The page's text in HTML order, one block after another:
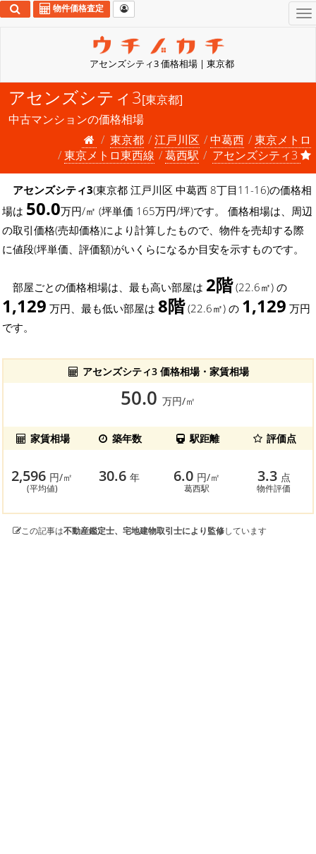
アセンズシティ3 価格相場 | 東京都
物件価格査定
アセンズシティ3[東京都]
中古マンションの価格相場
東京都
江戸川区 中葛西
東京メトロ
東京メトロ東西線
葛西駅 アセンズシティ3
アセンズシティ3(東京都 江戸川区 中葛西 8丁目11-16)の価格相
場は 50.0万円/㎡ (坪単価 165万円/坪)です。 価格相場は、周辺
の取引価格(売却価格)により計算したもので、物件を売却する際
に値段(坪単価、評価額)がいくらになるか目安を示すものです。
部屋ごとの価格相場は、最も高い部屋は 2階(22.6㎡) の
1,129 万円、最も低い部屋は 8階(22.6㎡) の 1,129 万円
です。
アセンズシティ3 価格相場・家賃相場
50.0 万円/㎡
家賃相場 築年数 駅距離 評価点
2,596 円/㎡
(平均値)
30.6年 6.0 円/㎡
葛西駅
3.3 点
物件評価
この記事は不動産鑑定士、宅地建物取引士により監修しています